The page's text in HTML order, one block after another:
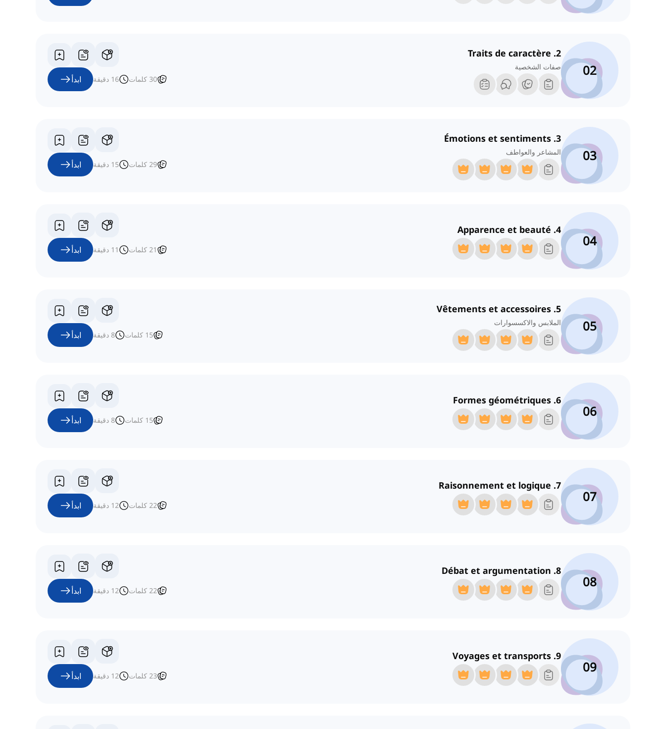
02
2. Traits de caractère
صفات الشخصية
30 كلمات 16 دقيقة ابدأ
03
3. Émotions et sentiments
المشاعر والعواطف
29 كلمات 15 دقيقة ابدأ
04
4. Apparence et beauté
21 كلمات 11 دقيقة ابدأ
05
5. Vêtements et accessoires
الملابس والاكسسوارات
15 كلمات 8 دقيقة ابدأ
06
6. Formes géométriques
15 كلمات 8 دقيقة ابدأ
07
7. Raisonnement et logique
22 كلمات 12 دقيقة ابدأ
08
8. Débat et argumentation
22 كلمات 12 دقيقة ابدأ
09
9. Voyages et transports
23 كلمات 12 دقيقة ابدأ